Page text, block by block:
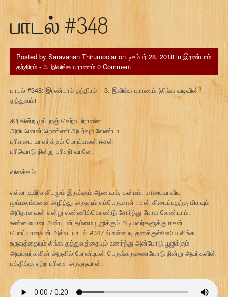
பாடல் #348
Posted by Saravanan Thirumoolaron டிசம்பர் 28, 2018 in இரண்டாம்
தந்திரம் - 3. இலிங்க புராணம் 0 Comment
பாடல் #348: இரண்டாம் தந்திரம் – 3. இலிங்க புராணம் (லிங்க வடிவின்
தத்துவம்)
திரிகின்ற முப்புரஞ் செற்ற பிரானை
அரியனென் றெண்ணி அயர்வுற வேண்டா
புரிவுடை யாளர்க்குப் பொய்யலன் ஈசன்
பரிவொடு நின்று பரிசறி வானே.
விளக்கம்:
எல்லா உயிர்களிடமும் இருக்கும் ஆணவம், கன்மம், மாயையாகிய
மும்மலங்களை அழித்து அருளும் எம்பெருமான் ஈசன் கிடைப்பதற்கு மிகவும்
அரிதானவன் என்று எண்ணிக்கொண்டு சோர்ந்து போக வேண்டாம்.
உண்மையான அன்புடன் தம்மை பூஜிக்கும் அடியவர்களுக்கு ஈசன்
பொய்யானவன் அல்ல. பாடல் #347 ல் உள்ளபடி தனக்குள்ளேயே லிங்க
உருவத்தையும் லிங்க தத்துவத்தையும் உணர்ந்து அன்போடு பூஜிக்கும்
அடியவர்களின் அருகில் பேரன்புடன் பெருங்கருணையோடு நின்று அவர்களின்
பக்திக்கு ஏற்ற பரிசை அருளுவான்.